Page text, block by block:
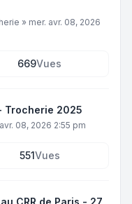
» mer. avr. 08, 2026
669Vues
Trocherie 2025
08, 2026 2:55 pm
551Vues
CRR de Paris - 27